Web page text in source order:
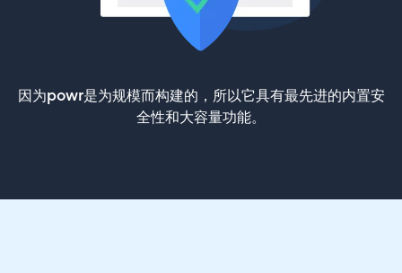
因为powr是为规模而构建的，所以它具有最先进的内置安
全性和大容量功能。